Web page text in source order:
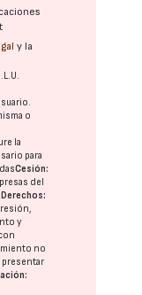
y la
o
la
para
Cesión:
del
Derechos:
y
no
presentar